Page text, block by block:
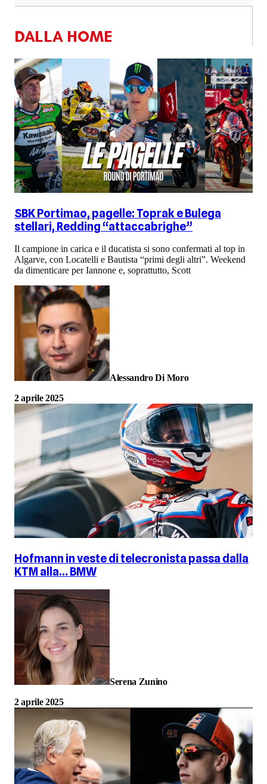
DALLA HOME
SBK Portimao, pagelle: Toprak e Bulega
stellari, Redding “attaccabrighe”
Il campione in carica e il ducatista si sono confermati al top in
Algarve, con Locatelli e Bautista “primi degli altri”. Weekend
da dimenticare per Iannone e, soprattutto, Scott
Alessandro Di Moro
2 aprile 2025
Hofmann in veste di telecronista passa dalla
KTM alla… BMW
Serena Zunino
2 aprile 2025